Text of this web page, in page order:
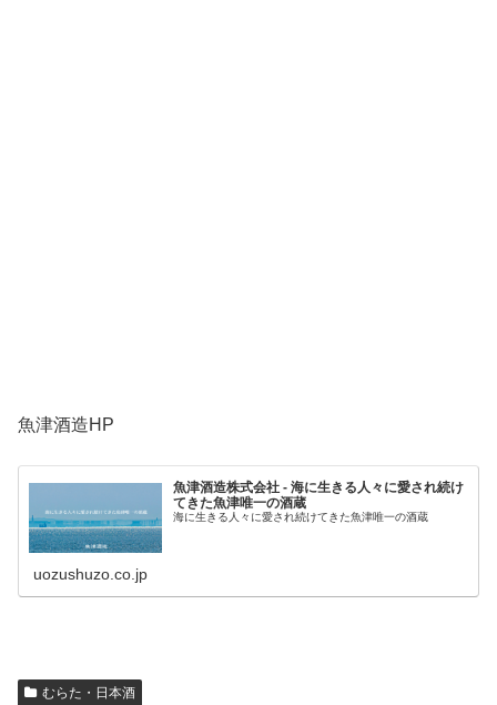
魚津酒造HP
魚津酒造株式会社 - 海に生きる人々に愛され続け
てきた魚津唯一の酒蔵
海に生きる人々に愛され続けてきた魚津唯一の酒蔵
uozushuzo.co.jp
むらた・日本酒